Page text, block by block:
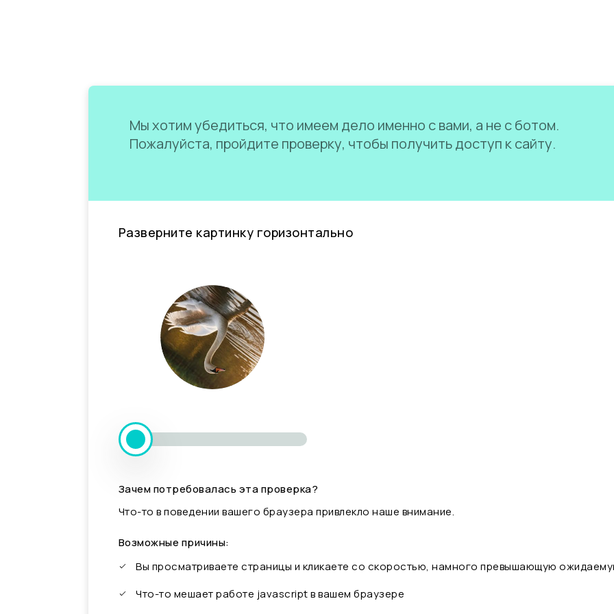
Мы хотим убедиться, что имеем дело именно с вами, а не с ботом.
Пожалуйста, пройдите проверку, чтобы получить доступ к сайту.
Разверните картинку горизонтально
Зачем потребовалась эта проверка?
Что-то в поведении вашего браузера привлекло наше внимание.
Возможные причины:
Вы просматриваете страницы и кликаете со скоростью, намного превышающую
Что-то мешает работе javascript в вашем браузере